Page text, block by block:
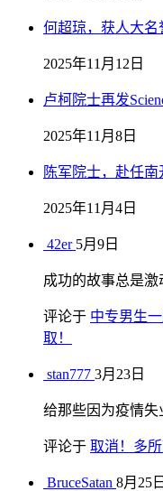
何超琼，获人大名
2025年11月12日
卢柯院士再发
2025年11月8日
陈军院士，赴任南
2025年11月4日
42er 5月9日
成功的故事总是激
评论于 中专男生
取！
stan777 3月23日
给那些因为疫情
评论于 取消！多
BruceSatan 8月25日